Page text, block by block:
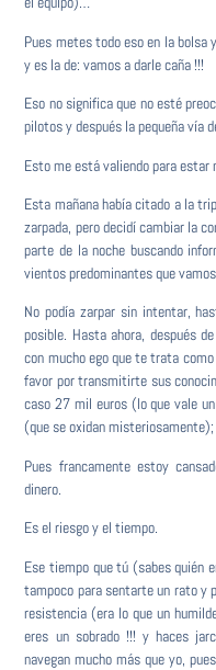
Pues metes todo eso en la bolsa
y es la de: vamos a darle caña !!!
Eso no significa que no esté
pilotos y después la pequeña vía
Esto me está valiendo para estar
Esta mañana había citado a la
zarpada, pero decidí cambiar la
parte de la noche buscando
vientos predominantes que
No podía zarpar sin intentar,
posible. Hasta ahora, después
con mucho ego que te trata
favor por transmitirte sus
caso 27 mil euros (lo que vale
(que se oxidan
Pues francamente estoy
dinero.
Es el riesgo y el tiempo.
Ese tiempo que tú (sabes quién
tampoco para sentarte un rato y
resistencia (era lo que un
eres un sobrado !!! y haces
navegan mucho más que yo,